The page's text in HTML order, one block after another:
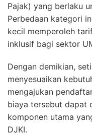
Pajak) yang berlaku
Perbedaan kategori
kecil memperoleh
inklusif bagi sektor
Dengan demikian,
menyesuaikan
mengajukan
biaya tersebut dapat
komponen utama
DJKI.